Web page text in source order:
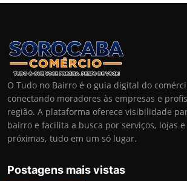
O Tudo no Bairro é o guia digital do
conectando moradores às empresas e
região. A plataforma oferece visibilidade
bairro e facilita a busca por serviços, lojas
próximas, tudo em um só lugar.
Postagens mais vistas